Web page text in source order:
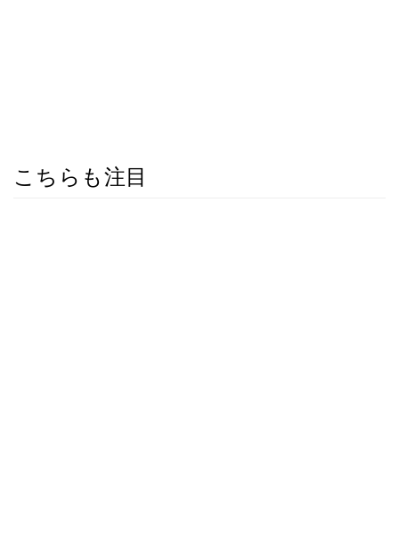
こちらも注目